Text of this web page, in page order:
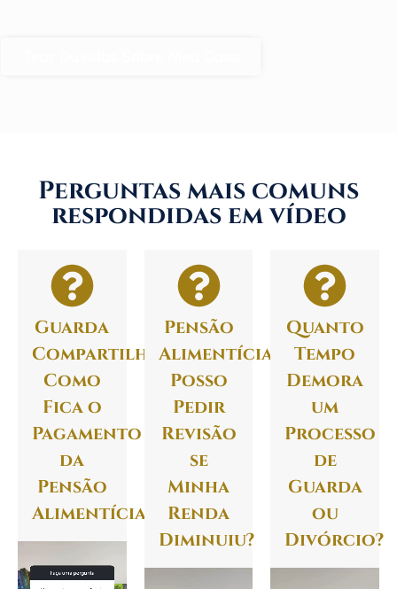
Perguntas mais comuns
respondidas em vídeo
Guarda
Compartilhada:
Como
Fica o
Pagamento
da
Pensão
Alimentícia?
Pensão
Alimentícia:
Posso
Pedir
Revisão
se
Minha
Renda
Diminuiu?
Quanto
Tempo
Demora
um
Processo
de
Guarda
ou
Divórcio?